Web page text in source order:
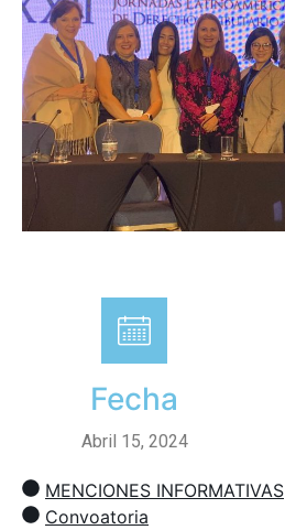
Fecha
Abril 15, 2024
MENCIONES INFORMATIVAS
Convoatoria